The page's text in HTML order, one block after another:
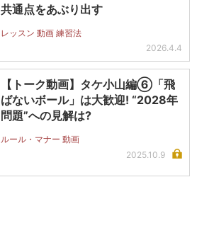
共通点をあぶり出す
レッスン 動画 練習法
2026.4.4
【トーク動画】タケ小山編⑥「飛
ばないボール」は大歓迎! “2028年
問題”への見解は?
ルール・マナー 動画
2025.10.9